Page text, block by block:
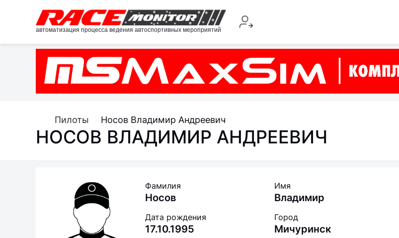
автоматизация процесса ведения автоспортивных мероприятий
Пилоты Носов Владимир Андреевич
НОСОВ ВЛАДИМИР АНДРЕЕВИЧ
Фамилия
Носов
Имя
Владимир
Дата рождения
17.10.1995
Город
Мичуринск